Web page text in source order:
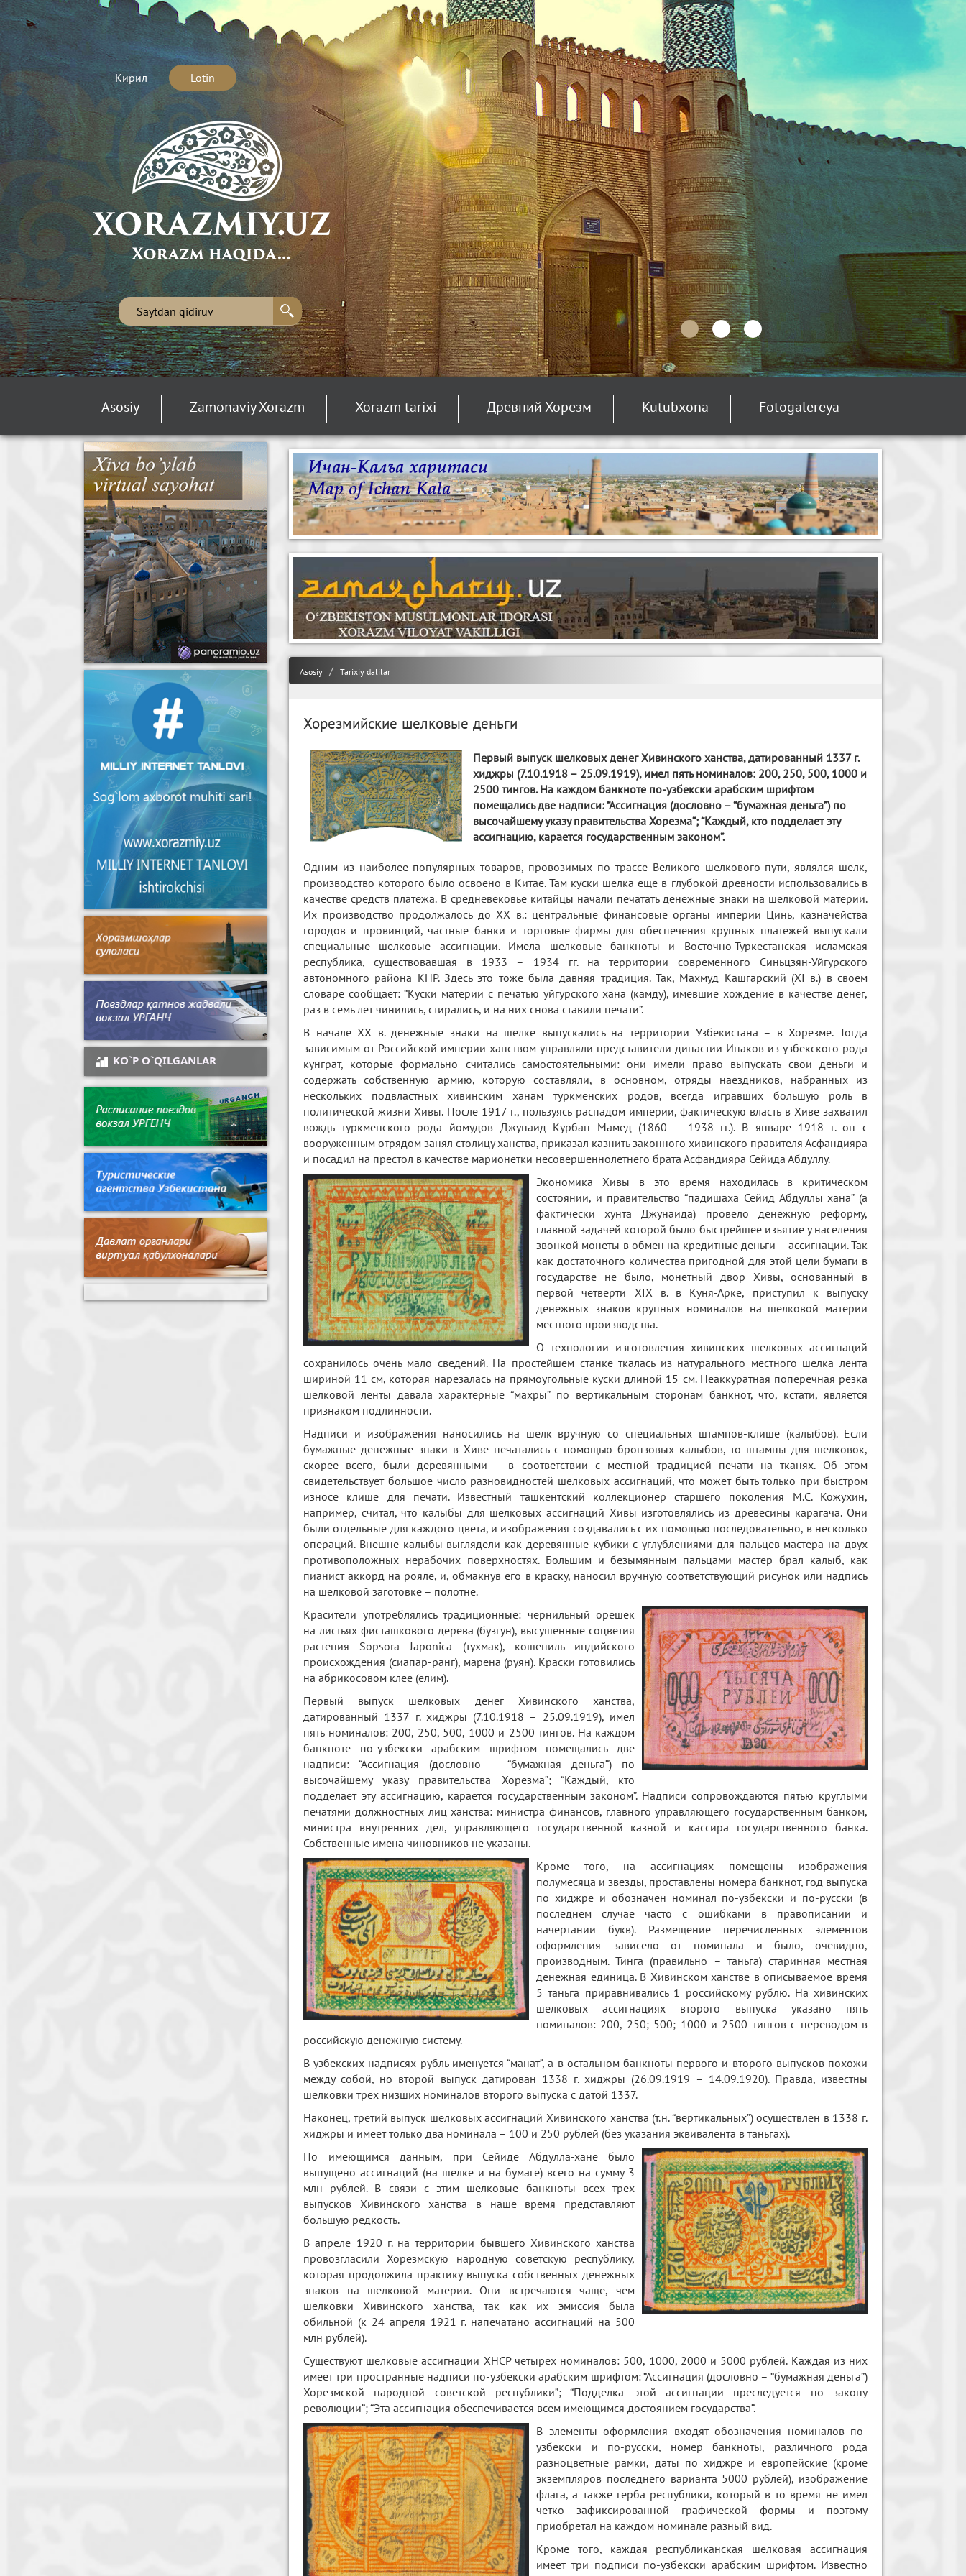
Кирил Lotin
Asosiy Zamonaviy Xorazm Xorazm tarixi Древний Хорезм Kutubxona Fotogalereya
Asosiy Tarixiy dalilar
Хорезмийские шелковые деньги
Первый выпуск шелковых денег Хивинского ханства, датированный 1337 г.
хиджры (7.10.1918 – 25.09.1919), имел пять номиналов: 200, 250, 500, 1000 и
2500 тингов. На каждом банкноте по-узбекски арабским шрифтом
помещались две надписи: “Ассигнация (дословно – “бумажная деньга”) по
высочайшему указу правительства Хорезма”; “Каждый, кто подделает эту
ассигнацию, карается государственным законом”.
Одним из наиболее популярных товаров, провозимых по трассе Великого шелкового пути, являлся шелк,
производство которого было освоено в Китае. Там куски шелка еще в глубокой древности использовались в
качестве средств платежа. В средневековье китайцы начали печатать денежные знаки на шелковой материи.
Их производство продолжалось до ХХ в.: центральные финансовые органы империи Цинь, казначейства
городов и провинций, частные банки и торговые фирмы для обеспечения крупных платежей выпускали
специальные шелковые ассигнации. Имела шелковые банкноты и Восточно-Туркестанская исламская
республика, существовавшая в 1933 – 1934 гг. на территории современного Синьцзян-Уйгурского
автономного района КНР. Здесь это тоже была давняя традиция. Так, Махмуд Кашгарский (XI в.) в своем
словаре сообщает: “Куски материи с печатью уйгурского хана (камду), имевшие хождение в качестве денег,
раз в семь лет чинились, стирались, и на них снова ставили печати”.
В начале ХХ в. денежные знаки на шелке выпускались на территории Узбекистана – в Хорезме. Тогда
зависимым от Российской империи ханством управляли представители династии Инаков из узбекского рода
кунграт, которые формально считались самостоятельными: они имели право выпускать свои деньги и
содержать собственную армию, которую составляли, в основном, отряды наездников, набранных из
нескольких подвластных хивинским ханам туркменских родов, всегда игравших большую роль в
политической жизни Хивы. После 1917 г., пользуясь распадом империи, фактическую власть в Хиве захватил
вождь туркменского рода йомудов Джунаид Курбан Мамед (1860 – 1938 гг.). В январе 1918 г. он с
вооруженным отрядом занял столицу ханства, приказал казнить законного хивинского правителя Асфандияра
и посадил на престол в качестве марионетки несовершеннолетнего брата Асфандияра Сейида Абдуллу.
Экономика Хивы в это время находилась в критическом
состоянии, и правительство “падишаха Сейид Абдуллы хана” (а
фактически хунта Джунаида) провело денежную реформу,
главной задачей которой было быстрейшее изъятие у населения
звонкой монеты в обмен на кредитные деньги – ассигнации. Так
как достаточного количества пригодной для этой цели бумаги в
государстве не было, монетный двор Хивы, основанный в
первой четверти XIX в. в Куня-Арке, приступил к выпуску
денежных знаков крупных номиналов на шелковой материи
местного производства.
О технологии изготовления хивинских шелковых ассигнаций
сохранилось очень мало сведений. На простейшем станке ткалась из натурального местного шелка лента
шириной 11 см, которая нарезалась на прямоугольные куски длиной 15 см. Неаккуратная поперечная резка
шелковой ленты давала характерные “махры” по вертикальным сторонам банкнот, что, кстати, является
признаком подлинности.
Надписи и изображения наносились на шелк вручную со специальных штампов-клише (калыбов). Если
бумажные денежные знаки в Хиве печатались с помощью бронзовых калыбов, то штампы для шелковок,
скорее всего, были деревянными – в соответствии с местной традицией печати на тканях. Об этом
свидетельствует большое число разновидностей шелковых ассигнаций, что может быть только при быстром
износе клише для печати. Известный ташкентский коллекционер старшего поколения М.С. Кожухин,
например, считал, что калыбы для шелковых ассигнаций Хивы изготовлялись из древесины карагача. Они
были отдельные для каждого цвета, и изображения создавались с их помощью последовательно, в несколько
операций. Внешне калыбы выглядели как деревянные кубики с углублениями для пальцев мастера на двух
противоположных нерабочих поверхностях. Большим и безымянным пальцами мастер брал калыб, как
пианист аккорд на рояле, и, обмакнув его в краску, наносил вручную соответствующий рисунок или надпись
на шелковой заготовке – полотне.
Красители употреблялись традиционные: чернильный орешек
на листьях фисташкового дерева (бузгун), высушенные соцветия
растения Sopsora Japonica (тухмак), кошениль индийского
происхождения (сиапар-ранг), марена (руян). Краски готовились
на абрикосовом клее (елим).
Первый выпуск шелковых денег Хивинского ханства,
датированный 1337 г. хиджры (7.10.1918 – 25.09.1919), имел
пять номиналов: 200, 250, 500, 1000 и 2500 тингов. На каждом
банкноте по-узбекски арабским шрифтом помещались две
надписи: “Ассигнация (дословно – “бумажная деньга”) по
высочайшему указу правительства Хорезма”; “Каждый, кто
подделает эту ассигнацию, карается государственным законом”. Надписи сопровождаются пятью круглыми
печатями должностных лиц ханства: министра финансов, главного управляющего государственным банком,
министра внутренних дел, управляющего государственной казной и кассира государственного банка.
Собственные имена чиновников не указаны.
Кроме того, на ассигнациях помещены изображения
полумесяца и звезды, проставлены номера банкнот, год выпуска
по хиджре и обозначен номинал по-узбекски и по-русски (в
последнем случае часто с ошибками в правописании и
начертании букв). Размещение перечисленных элементов
оформления зависело от номинала и было, очевидно,
производным. Тинга (правильно – таньга) старинная местная
денежная единица. В Хивинском ханстве в описываемое время
5 таньга приравнивались 1 российскому рублю. На хивинских
шелковых ассигнациях второго выпуска указано пять
номиналов: 200, 250; 500; 1000 и 2500 тингов с переводом в
российскую денежную систему.
В узбекских надписях рубль именуется “манат”, а в остальном банкноты первого и второго выпусков похожи
между собой, но второй выпуск датирован 1338 г. хиджры (26.09.1919 – 14.09.1920). Правда, известны
шелковки трех низших номиналов второго выпуска с датой 1337.
Наконец, третий выпуск шелковых ассигнаций Хивинского ханства (т.н. “вертикальных”) осуществлен в 1338 г.
хиджры и имеет только два номинала – 100 и 250 рублей (без указания эквивалента в таньгах).
По имеющимся данным, при Сейиде Абдулла-хане было
выпущено ассигнаций (на шелке и на бумаге) всего на сумму 3
млн рублей. В связи с этим шелковые банкноты всех трех
выпусков Хивинского ханства в наше время представляют
большую редкость.
В апреле 1920 г. на территории бывшего Хивинского ханства
провозгласили Хорезмскую народную советскую республику,
которая продолжила практику выпуска собственных денежных
знаков на шелковой материи. Они встречаются чаще, чем
шелковки Хивинского ханства, так как их эмиссия была
обильной (к 24 апреля 1921 г. напечатано ассигнаций на 500
млн рублей).
Существуют шелковые ассигнации ХНСР четырех номиналов: 500, 1000, 2000 и 5000 рублей. Каждая из них
имеет три пространные надписи по-узбекски арабским шрифтом: “Ассигнация (дословно – “бумажная деньга”)
Хорезмской народной советской республики”; “Подделка этой ассигнации преследуется по закону
революции”; “Эта ассигнация обеспечивается всем имеющимся достоянием государства”.
В элементы оформления входят обозначения номиналов по-
узбекски и по-русски, номер банкноты, различного рода
разноцветные рамки, даты по хиджре и европейские (кроме
экземпляров последнего варианта 5000 рублей), изображение
флага, а также герба республики, который в то время не имел
четко зафиксированной графической формы и поэтому
приобретал на каждом номинале разный вид.
Кроме того, каждая республиканская шелковая ассигнация
имеет три подписи по-узбекски арабским шрифтом. Известно
KO`P O`QILGANLAR